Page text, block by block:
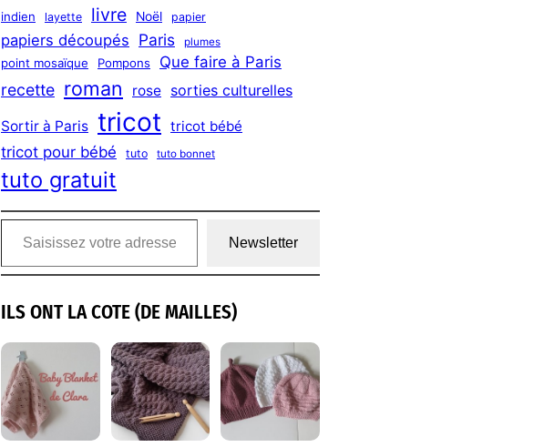
indien layette livre Noël papier
papiers découpés Paris plumes
point mosaïque Pompons Que faire à Paris
recette roman rose sorties culturelles
Sortir à Paris tricot tricot bébé
tricot pour bébé tuto tuto bonnet
tuto gratuit
Saisissez votre adresse e-mail…
Newsletter
ILS ONT LA COTE (DE MAILLES)